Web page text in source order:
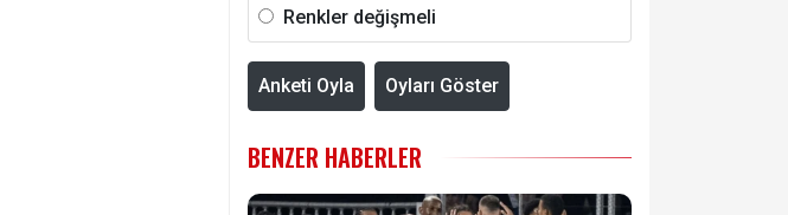
Renkler değişmeli
Anketi Oyla Oyları Göster
BENZER HABERLER